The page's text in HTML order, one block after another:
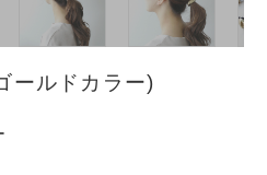
ールドカラー)